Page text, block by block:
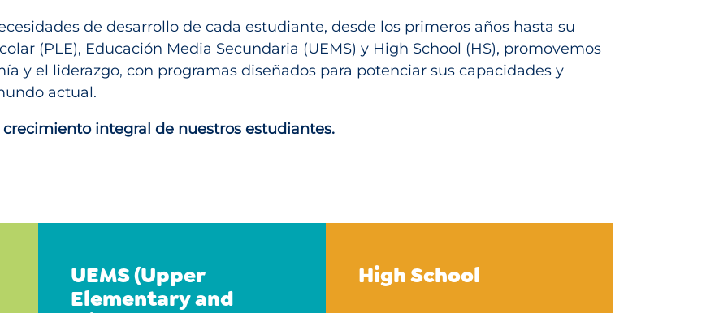
de desarrollo de cada estudiante, desde los primeros años hasta su
(PLE), Educación Media Secundaria (UEMS) y High School (HS), promovemos
y el liderazgo, con programas diseñados para potenciar sus capacidades y
actual.
integral de nuestros estudiantes.
UEMS (Upper
Elementary and
High School